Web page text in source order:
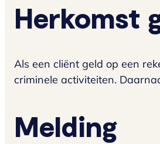
Herkomst
Als een cliënt geld op een
criminele activiteiten.
Melding